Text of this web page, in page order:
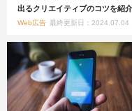
出るクリエイティブのコツを紹介
Web広告 最終更新日：2024.07.04